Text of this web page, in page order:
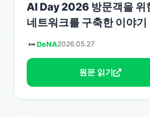
AI Day 2026 방문객을 위
네트워크를 구축한 이야기
DeNA2026.05.27
원문 읽기